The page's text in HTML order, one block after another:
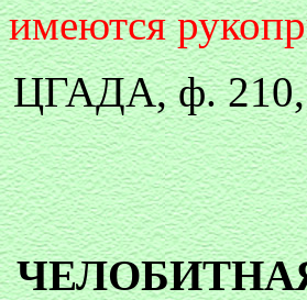
имеются
ЦГАДА, ф. 210,